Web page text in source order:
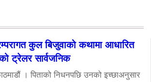
कुल बिजुवाको कथामा आधारित
ट्रेलर सार्वजनिक
। पिताको निधनपछि उनको इच्छाअनुसार